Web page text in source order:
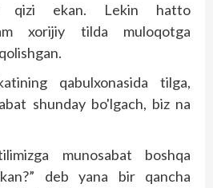
qizi ekan. Lekin hatto
xorijiy tilda muloqotga
qabulxonasida tilga,
shunday bo'lgach, biz na
munosabat boshqa
deb yana bir qancha